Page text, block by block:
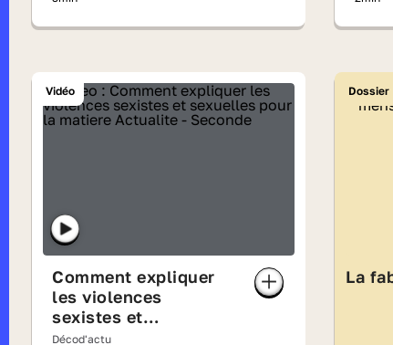
Vidéo
Comment expliquer
les violences
sexistes et
sexuelles ?
Décod'actu
Dossier
La